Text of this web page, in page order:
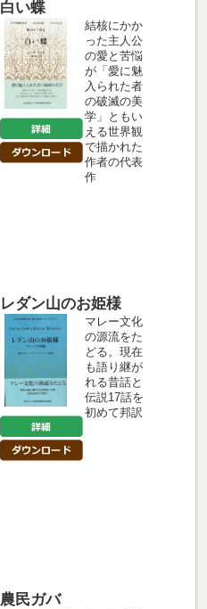
白い蝶
結核にかか
った主人公
の愛と苦悩
が「愛に魅
入られた者
の破滅の美
学」ともい
える世界観
で描かれた
作者の代表
作
レダン山のお姫様
マレー文化
の源流をた
どる。現在
も語り継が
れる昔話と
伝説17話を
初めて邦訳
農民ガバ